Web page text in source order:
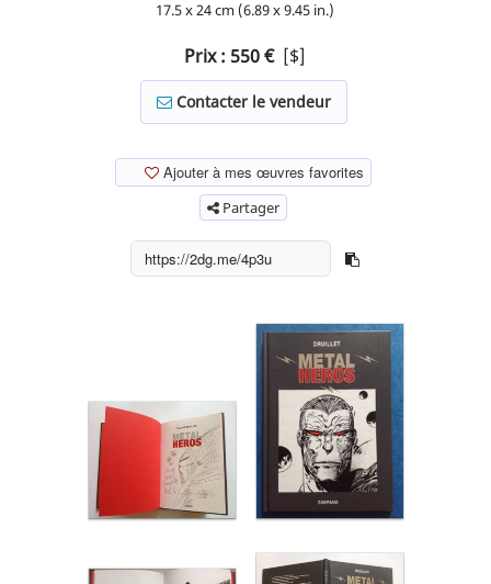
17.5 x 24 cm (6.89 x 9.45 in.)
Prix : 550 [$]
Contacter le vendeur
Ajouter à mes œuvres favorites
Partager